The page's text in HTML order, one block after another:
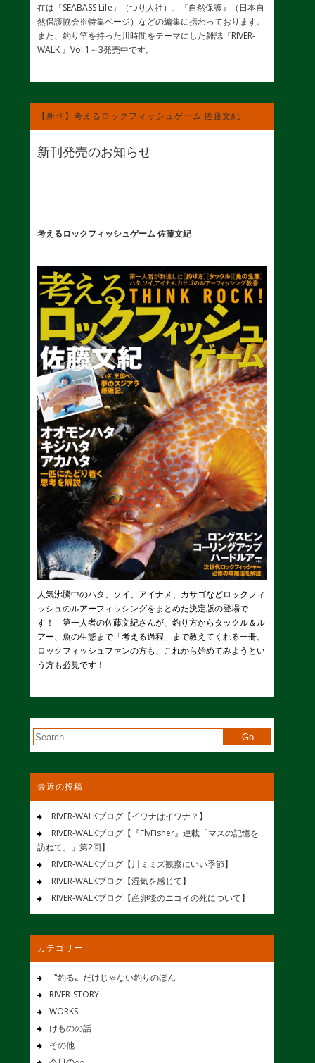
在は『SEABASS Life』（つり人社）、『自然保護』（日本自
然保護協会※特集ページ）などの編集に携わっております。
また、釣り竿を持った川時間をテーマにした雑誌『RIVER-
WALK 』Vol.1～3発売中です。
【新刊】考えるロックフィッシュゲーム 佐藤文紀
新刊発売のお知らせ
考えるロックフィッシュゲーム 佐藤文紀
人気沸騰中のハタ、ソイ、アイナメ、カサゴなどロックフィ
ッシュのルアーフィッシングをまとめた決定版の登場で
す！ 第一人者の佐藤文紀さんが、釣り方からタックル＆ル
アー、魚の生態まで「考える過程」まで教えてくれる一冊。
ロックフィッシュファンの方も、これから始めてみようとい
う方も必見です！
最近の投稿
RIVER-WALKブログ【イワナはイワナ？】
RIVER-WALKブログ【『FlyFisher』連載「マスの記憶を
訪ねて。」第2回】
RIVER-WALKブログ【川ミミズ観察にいい季節】
RIVER-WALKブログ【湿気を感じて】
RIVER-WALKブログ【産卵後のニゴイの死について】
カテゴリー
〝釣る〟だけじゃない釣りのほん
RIVER-STORY
WORKS
けものの話
その他